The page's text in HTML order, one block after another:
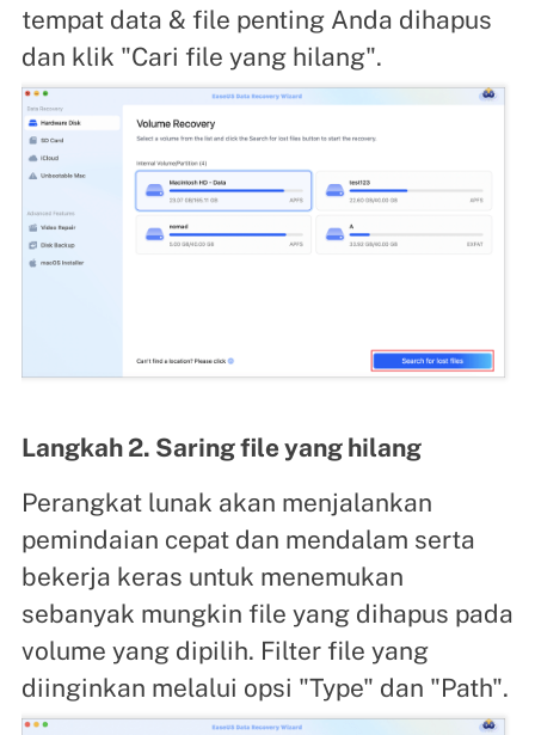
tempat data & file penting Anda dihapus
dan klik "Cari file yang hilang".
Langkah 2. Saring file yang hilang
Perangkat lunak akan menjalankan
pemindaian cepat dan mendalam serta
bekerja keras untuk menemukan
sebanyak mungkin file yang dihapus pada
volume yang dipilih. Filter file yang
diinginkan melalui opsi "Type" dan "Path".